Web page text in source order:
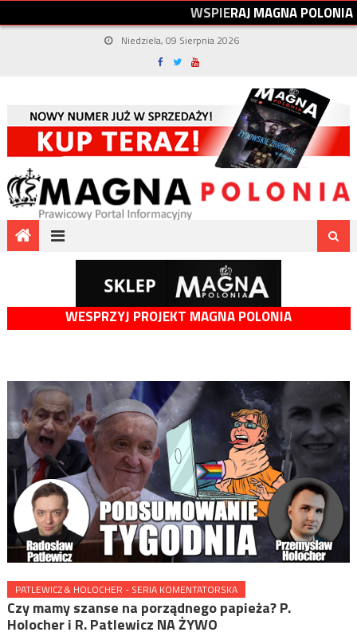
WSPIERAJMAGNAPOLONIA
Niedziela, 09 Sierpnia 2026
WESPRZYJ PROJEKT MAGNA POLONIA
PATLEWICZ & HOLOCHER - SERIA KOMENTATORSKA
Czy mamy szanse na porządnego papieża? P.
Holocher i R. Patlewicz NA ŻYWO